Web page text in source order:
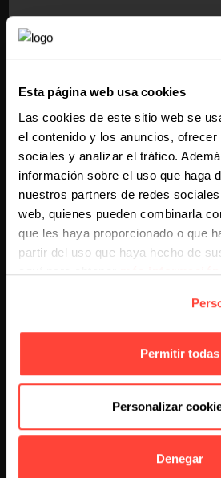
Esta página web usa cookies
Las cookies de este sitio web se
el contenido y los anuncios, ofrecer
sociales y analizar el tráfico.
información sobre el uso que haga
nuestros partners de redes
web, quienes pueden combinarla
que les haya proporcionado o que
partir del uso que haya hecho de
aquí para obtenermás información
Permitir todas
Personalizar
Denegar
• Crear contenido que responda
• Optimizar para labúsqueda local
consultas por voz están
cercanas.
Realidad
Virtual
Larealidad aumentada (AR)y la
aumenten el engagement. Desde
virtual, estas tecnologías
marcas se conectan con su
• Una marca de moda que permita